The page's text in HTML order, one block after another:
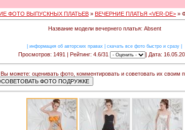
ФОТО ВЫПУСКНЫХ ПЛАТЬЕВ » ВЕЧЕРНИЕ ПЛАТЬЯ <VER-DE> »
Название модели вечернего платья: Absent
информация об авторских правах скачать все фото быстро и сразу
Просмотров: 1491 | Рейтинг: 4.6/31 | Дата:
Вы можете: оценивать фото, комментировать и советовать их своим